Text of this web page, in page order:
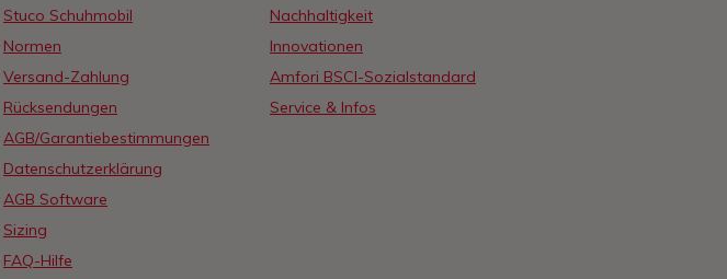
Stuco Schuhmobil
Normen
Versand-Zahlung
Rücksendungen
AGB/Garantiebestimmungen
Datenschutzerklärung
AGB Software
Sizing
FAQ-Hilfe
Nachhaltigkeit
Innovationen
Amfori BSCI-Sozialstandard
Service & Infos